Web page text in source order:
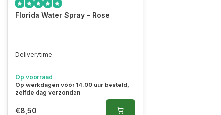
Florida Water Spray - Rose
Deliverytime
Op voorraad
Op werkdagen vóór 14.00 uur besteld,
zelfde dag verzonden
€8,50